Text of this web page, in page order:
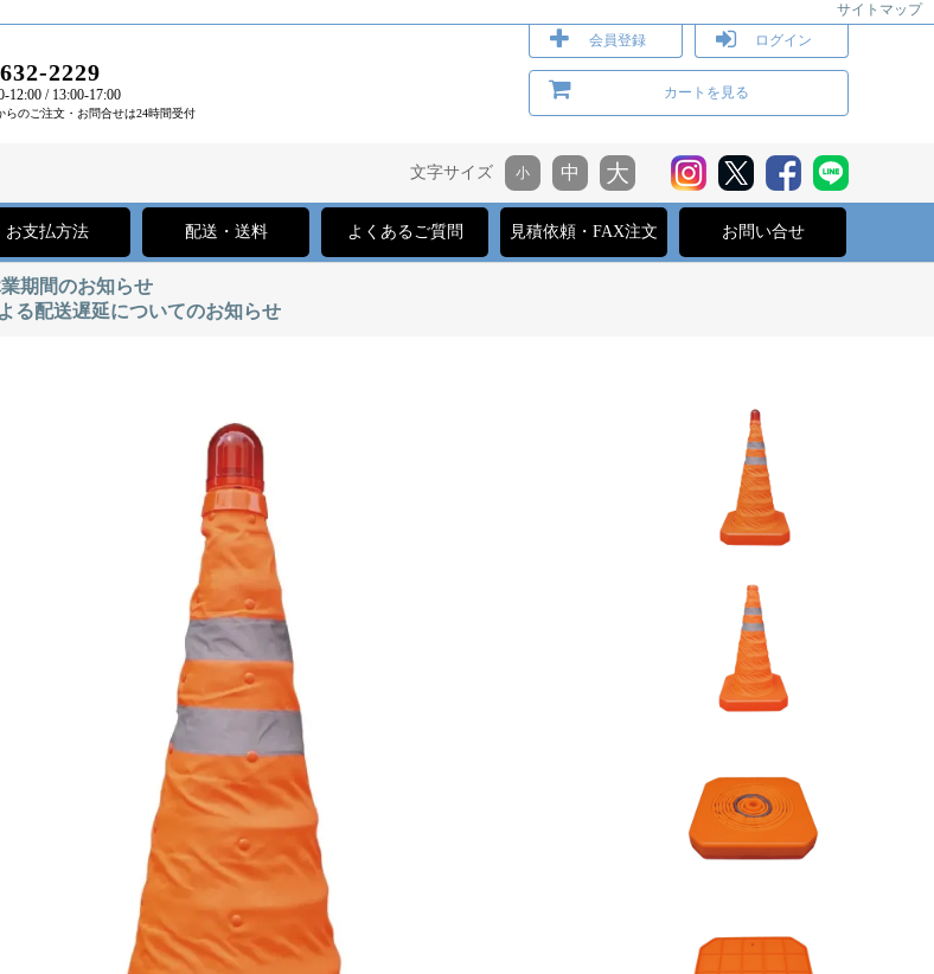
サイトマップ
2229
/ 13:00-17:00
らのご注文・お問合せは24時間受付
会員登録 ログイン
カートを見る
文字サイズ
お支払方法 配送・送料 よくあるご質問 見積依頼・FAX注文 お問い合せ
期間のお知らせ
る配送遅延についてのお知らせ